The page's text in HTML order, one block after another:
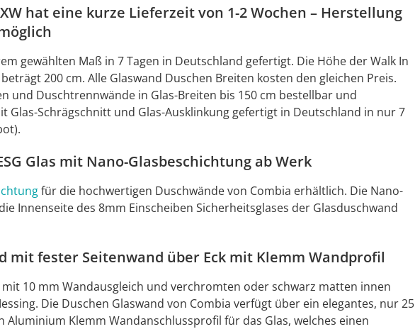
hat eine kurze Lieferzeit von 1-2 Wochen – Herstellung
gewählten Maß in 7 Tagen in Deutschland gefertigt. Die Höhe der Walk In
200 cm. Alle Glaswand Duschen Breiten kosten den gleichen Preis.
und Duschtrennwände in Glas-Breiten bis 150 cm bestellbar und
Glas-Schrägschnitt und Glas-Ausklinkung gefertigt in Deutschland in nur 7
Glas mit Nano-Glasbeschichtung ab Werk
für die hochwertigen Duschwände von Combia erhältlich. Die Nano-
Innenseite des 8mm Einscheiben Sicherheitsglases der Glasduschwand
mit fester Seitenwand über Eck mit Klemm Wandprofil
10 mm Wandausgleich und verchromten oder schwarz matten innen
Die Duschen Glaswand von Combia verfügt über ein elegantes, nur 25
Klemm Wandanschlussprofil für das Glas, welches einen